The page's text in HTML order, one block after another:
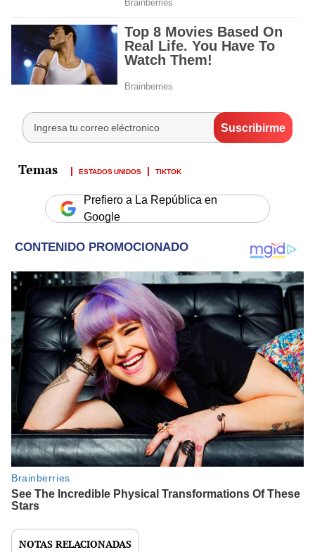
ESTADOS UNIDOS TIKTOK
Prefiero a La República en
Google
NOTAS RELACIONADAS